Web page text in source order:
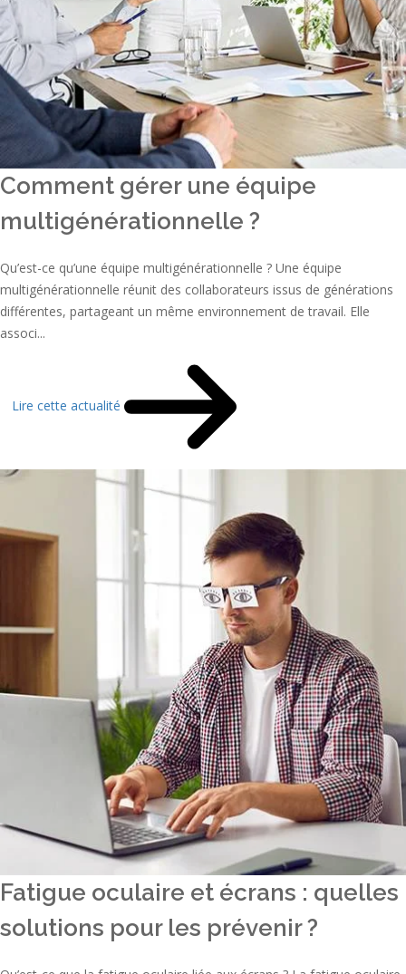
Comment gérer une équipe
multigénérationnelle ?
Qu’est-ce qu’une équipe multigénérationnelle ? Une équipe
multigénérationnelle réunit des collaborateurs issus de générations
différentes, partageant un même environnement de travail. Elle
associ...
Lire cette actualité
Fatigue oculaire et écrans : quelles
solutions pour les prévenir ?